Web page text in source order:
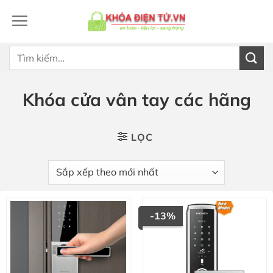
qua
dung
Tìm
Khóa cửa vân tay các hãng
LỌC
-13%